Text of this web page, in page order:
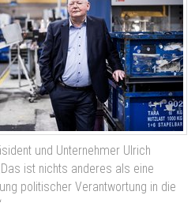
und Unternehmer Ulrich
ist nichts anderes als eine
politischer Verantwortung in die